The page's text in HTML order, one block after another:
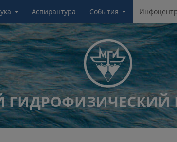
Аспирантура События Инфоцентр
ГИДРОФИЗИЧЕСКИЙ